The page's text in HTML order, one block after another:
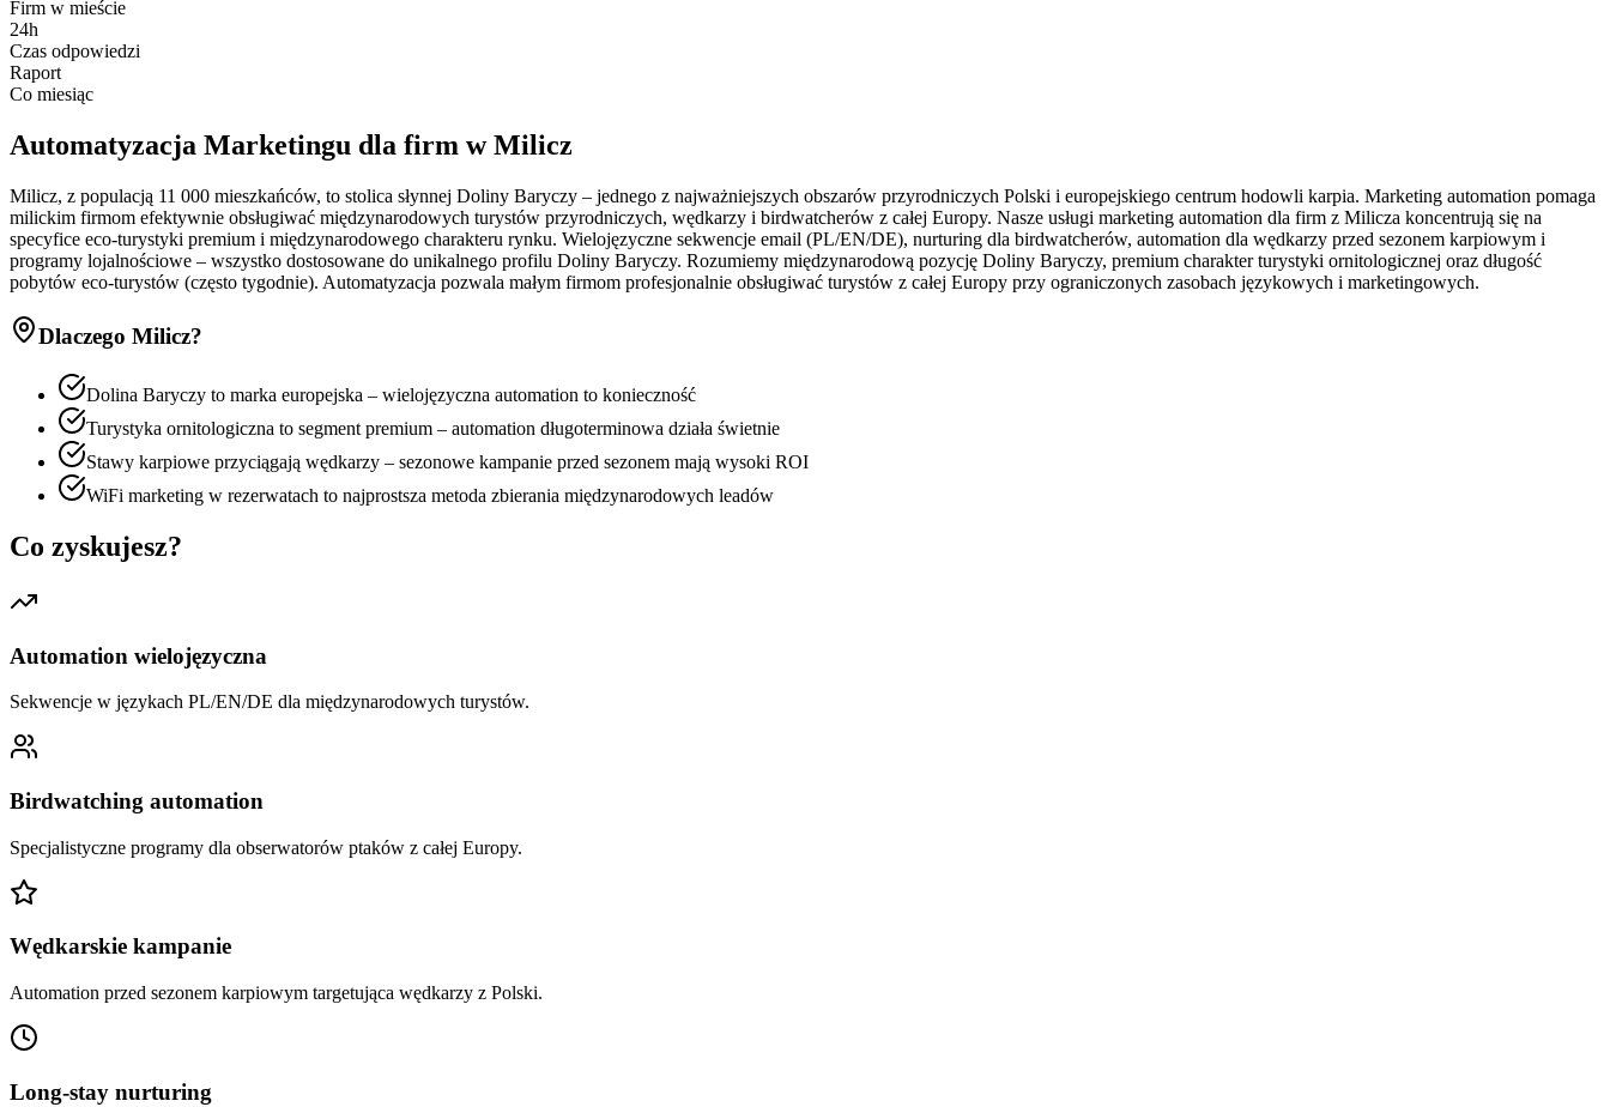
Firm w mieście
24h
Czas odpowiedzi
Raport
Co miesiąc
Automatyzacja Marketingu dla firm wMilicz
Milicz, z populacją 11 000 mieszkańców, to stolica słynnej Doliny Baryczy – jednego z najważniejszych obszarów przyrodniczych Polski i europejskiego centrum hodowli karpia. Marketing automation pomaga
milickim firmom efektywnie obsługiwać międzynarodowych turystów przyrodniczych, wędkarzy i birdwatcherów z całej Europy. Nasze usługi marketing automation dla firm z Milicza koncentrują się na
specyfice eco-turystyki premium i międzynarodowego charakteru rynku. Wielojęzyczne sekwencje email (PL/EN/DE), nurturing dla birdwatcherów, automation dla wędkarzy przed sezonem karpiowym i
programy lojalnościowe – wszystko dostosowane do unikalnego profilu Doliny Baryczy. Rozumiemy międzynarodową pozycję Doliny Baryczy, premium charakter turystyki ornitologicznej oraz długość
pobytów eco-turystów (często tygodnie). Automatyzacja pozwala małym firmom profesjonalnie obsługiwać turystów z całej Europy przy ograniczonych zasobach językowych i marketingowych.
Dlaczego Milicz?
Dolina Baryczy to marka europejska – wielojęzyczna automation to konieczność
Turystyka ornitologiczna to segment premium – automation długoterminowa działa świetnie
Stawy karpiowe przyciągają wędkarzy – sezonowe kampanie przed sezonem mają wysoki ROI
WiFi marketing w rezerwatach to najprostsza metoda zbierania międzynarodowych leadów
Co zyskujesz?
Automation wielojęzyczna
Sekwencje w językach PL/EN/DE dla międzynarodowych turystów.
Birdwatching automation
Specjalistyczne programy dla obserwatorów ptaków z całej Europy.
Wędkarskie kampanie
Automation przed sezonem karpiowym targetująca wędkarzy z Polski.
Long-stay nurturing